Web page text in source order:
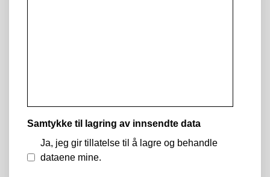
Samtykke til lagring av innsendte data
Ja, jeg gir tillatelse til å lagre og behandle
dataene mine.